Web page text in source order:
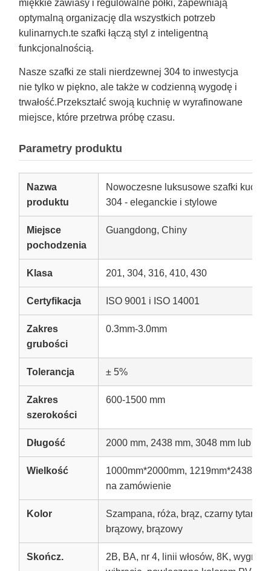
miękkie zawiasy i regulowalne półki, zapewniają
optymalną organizację dla wszystkich potrzeb
kulinarnych.te szafki łączą styl z inteligentną
funkcjonalnością.
Nasze szafki ze stali nierdzewnej 304 to inwestycja
nie tylko w piękno, ale także w codzienną wygodę i
trwałość.Przekształć swoją kuchnię w wyrafinowane
miejsce, które przetrwa próbę czasu.
Parametry produktu
Nazwa
produktu
Nowoczesne luksusowe szafki
304 - eleganckie i stylowe
Miejsce
pochodzenia
Guangdong, Chiny
Klasa 201, 304, 316, 410, 430
Certyfikacja ISO 9001 i ISO 14001
Zakres
grubości
0.3mm-3.0mm
Tolerancja ± 5%
Zakres
szerokości
600-1500 mm
Długość 2000 mm, 2438 mm, 3048 mm lub na
Wielkość
1000mm*2000mm,
na zamówienie
Kolor
Szampana, róża, brąz, czarny tytan,
brązowy, brązowy
Skończ.
2B, BA, nr 4, linii włosów, 8K,